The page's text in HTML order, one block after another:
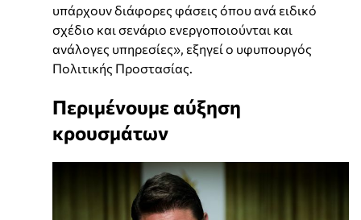
υπάρχουν διάφορες φάσεις όπου ανά ειδικό
σχέδιο και σενάριο ενεργοποιούνται και
ανάλογες υπηρεσίες», εξηγεί ο υφυπουργός
Πολιτικής Προστασίας.
Περιμένουμε αύξηση
κρουσμάτων